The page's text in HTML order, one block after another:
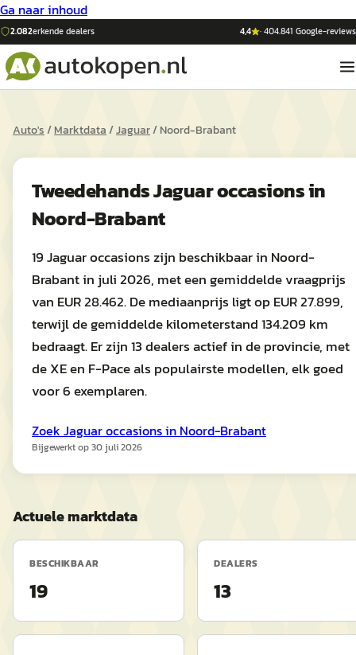
Ga naar inhoud
2.082erkende dealers 4,4 ·404.841 Google-reviews
Auto's/Marktdata/Jaguar/Noord-Brabant
TweedehandsJaguaroccasions in
Noord-Brabant
19 Jaguar occasions zijn beschikbaar in Noord-
Brabant in juli 2026, met een gemiddelde vraagprijs
van EUR 28.462. De mediaanprijs ligt op EUR 27.899,
terwijl de gemiddelde kilometerstand 134.209 km
bedraagt. Er zijn 13 dealers actief in de provincie, met
de XE en F-Pace als populairste modellen, elk goed
voor 6 exemplaren.
Zoek Jaguaroccasions in Noord-Brabant
Bijgewerkt op30 juli 2026
Actuele marktdata
BESCHIKBAAR
19
DEALERS
13